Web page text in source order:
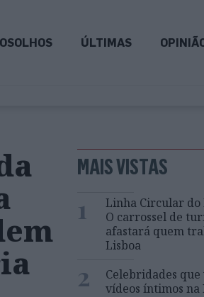
ÚLTIMAS
MAIS VISTAS
1
Linha Circular
O carrossel de
afastará quem
Lisboa
2
Celebridades que
vídeos íntimos